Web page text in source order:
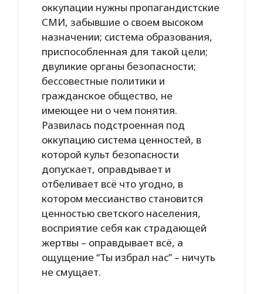
оккупации нужны пропагандистские
СМИ, забывшие о своем высоком
назначении; система образования,
приспособленная для такой цели;
двуликие органы безопасности;
бессовестные политики и
гражданское общество, не
имеющее ни о чем понятия.
Развилась подстроенная под
оккупацию система ценностей, в
которой культ безопасности
допускает, оправдывает и
отбеливает всё что угодно, в
котором мессианство становится
ценностью светского населения,
восприятие себя как страдающей
жертвы – оправдывает всё, а
ощущение “Ты избрал нас” – ничуть
не смущает.